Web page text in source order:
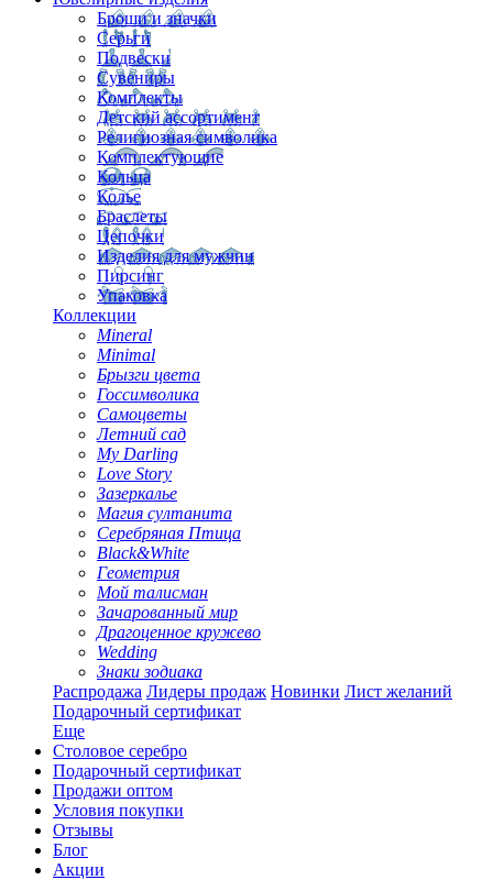
Броши и значки
Серьги
Подвески
Сувениры
Комплекты
Детский ассортимент
Религиозная символика
Комплектующие
Кольца
Колье
Браслеты
Цепочки
Изделия для мужчин
Пирсинг
Упаковка
Коллекции
Mineral
Minimal
Брызги цвета
Госсимволика
Самоцветы
Летний сад
My Darling
Love Story
Зазеркалье
Магия султанита
Серебряная Птица
Black&White
Геометрия
Мой талисман
Зачарованный мир
Драгоценное кружево
Wedding
Знаки зодиака
Распродажа Лидеры продаж Новинки Лист желаний
Подарочный сертификат
Еще
Столовое серебро
Подарочный сертификат
Продажи оптом
Условия покупки
Отзывы
Блог
Акции